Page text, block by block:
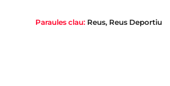
Paraules clau: Reus, Reus Deportiu